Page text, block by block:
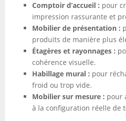
Comptoir d’accueil : pour
impression rassurante et
Mobilier de présentation :
produits de manière plus
Étagères et rayonnages :
cohérence visuelle.
Habillage mural : pour
froid ou trop vide.
Mobilier sur mesure : pour
à la configuration réelle de